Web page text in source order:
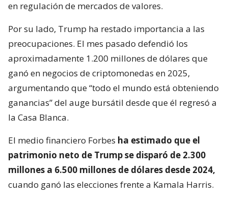
en regulación de mercados de valores.
Por su lado, Trump ha restado importancia a las
preocupaciones. El mes pasado defendió los
aproximadamente 1.200 millones de dólares que
ganó en negocios de criptomonedas en 2025,
argumentando que “todo el mundo está obteniendo
ganancias” del auge bursátil desde que él regresó a
la Casa Blanca.
El medio financiero Forbes ha estimado que el
patrimonio neto de Trump se disparó de 2.300
millones a 6.500 millones de dólares desde 2024,
cuando ganó las elecciones frente a Kamala Harris.